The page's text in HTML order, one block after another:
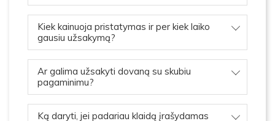
Kiek kainuoja pristatymas ir per kiek laiko
gausiu užsakymą?
Ar galima užsakyti dovaną su skubiu
pagaminimu?
Ką daryti, jei padariau klaidą įrašydamas